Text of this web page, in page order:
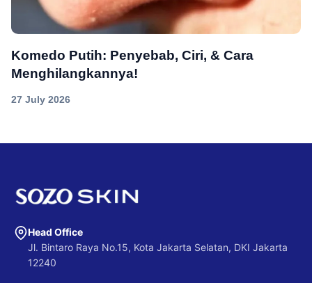
Komedo Putih: Penyebab, Ciri, & Cara
Menghilangkannya!
27 July 2026
Head Office
Jl. Bintaro Raya No.15, Kota Jakarta Selatan, DKI Jakarta
12240